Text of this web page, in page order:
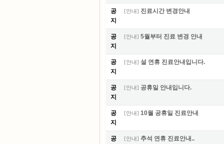
공
지
[안내] 진료시간 변경안내
공
지
[안내] 5월부터 진료 변경 안내
공
지
[안내] 설 연휴 진료안내입니다.
공
지
[안내] 공휴일 안내입니다.
공
지
[안내] 10월 공휴일 진료안내
공
[안내] 추석 연휴 진료안내..